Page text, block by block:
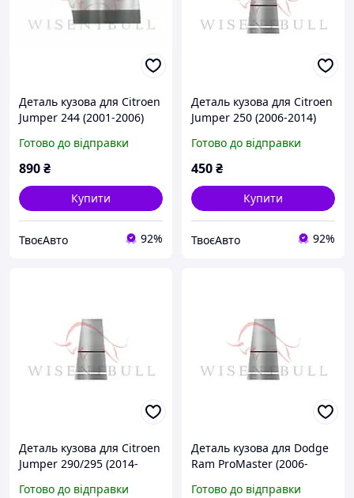
Деталь кузова для Citroen
Jumper 244 (2001-2006)
Готово до відправки
890₴
Купити
ТвоєАвто 92%
Деталь кузова для Citroen
Jumper 250 (2006-2014)
Готово до відправки
450₴
Купити
ТвоєАвто 92%
Деталь кузова для Citroen
Jumper 290/295 (2014-
Готово до відправки
Деталь кузова для Dodge
Ram ProMaster (2006-
Готово до відправки